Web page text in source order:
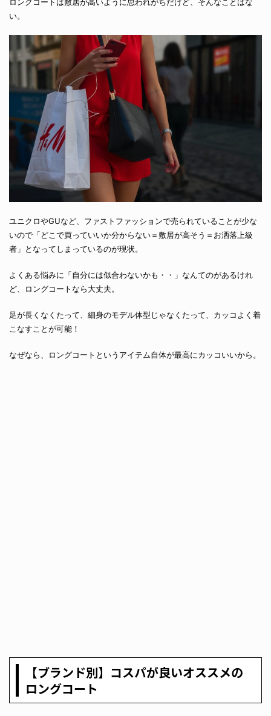
い。
ユニクロやGUなど、ファストファッションで売られていることが少な
いので「どこで買っていいか分からない＝敷居が高そう＝お洒落上級
者」となってしまっているのが現状。
よくある悩みに「自分には似合わないかも・・」なんてのがあるけれ
ど、ロングコートなら大丈夫。
足が長くなくたって、細身のモデル体型じゃなくたって、カッコよく着
こなすことが可能！
なぜなら、ロングコートというアイテム自体が最高にカッコいいから。
【ブランド別】コスパが良いオススメの
ロングコート